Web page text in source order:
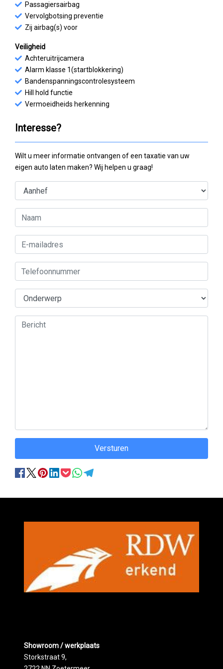
Passagiersairbag
Vervolgbotsing preventie
Zij airbag(s) voor
Veiligheid
Achteruitrijcamera
Alarm klasse 1(startblokkering)
Bandenspanningscontrolesysteem
Hill hold functie
Vermoeidheids herkenning
Interesse?
Wilt u meer informatie ontvangen of een taxatie van uw
eigen auto laten maken? Wij helpen u graag!
Versturen
Showroom / werkplaats
Storkstraat 9,